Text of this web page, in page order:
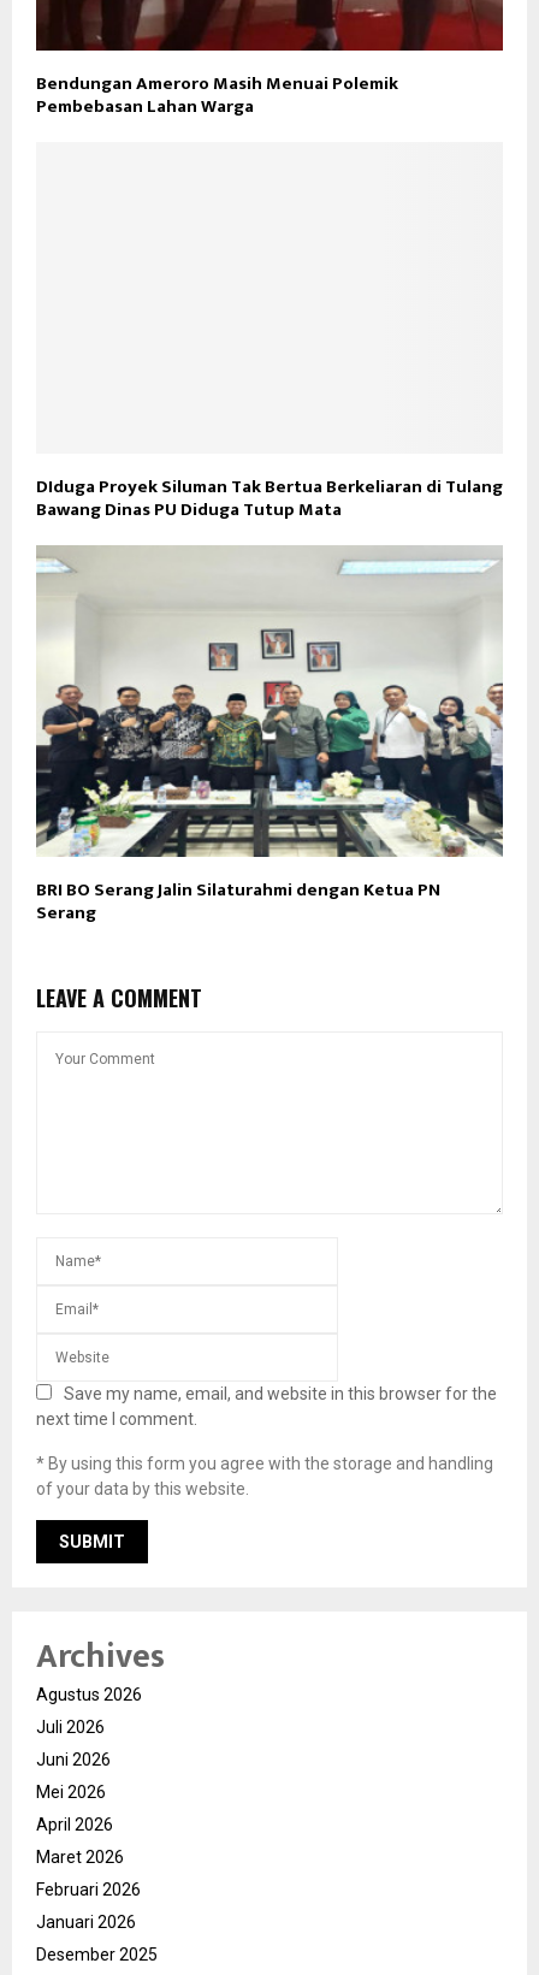
Bendungan Ameroro Masih Menuai Polemik
Pembebasan Lahan Warga
DIduga Proyek Siluman Tak Bertua Berkeliaran di Tulang
Bawang Dinas PU Diduga Tutup Mata
BRI BO Serang Jalin Silaturahmi dengan Ketua PN
Serang
LEAVE A COMMENT
Save my name, email, and website in this browser for the
next time I comment.
* By using this form you agree with the storage and handling
of your data by this website.
Archives
Agustus 2026
Juli 2026
Juni 2026
Mei 2026
April 2026
Maret 2026
Februari 2026
Januari 2026
Desember 2025